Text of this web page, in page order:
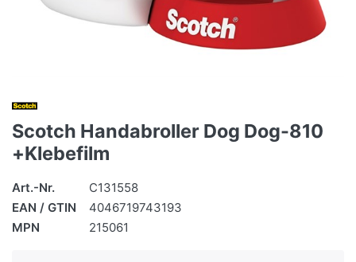
Scotch Handabroller Dog Dog-810
+Klebefilm
Art.-Nr.
C131558
EAN / GTIN
4046719743193
MPN
215061